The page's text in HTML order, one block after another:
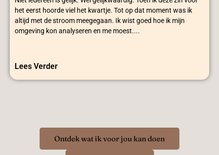
het eerst hoorde viel het kwartje. Tot op dat moment was ik
altijd met de stroom meegegaan. Ik wist goed hoe ik mijn
omgeving kon analyseren en me moest....
Lees Verder
Ontdek wat ik voor jou kan doen